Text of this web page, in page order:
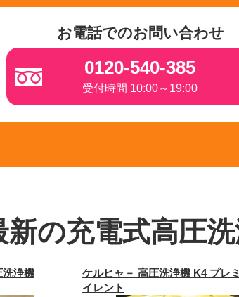
お電話でのお問い合わせ
0120-540-385
受付時間 10:00～19:00
新の充電式高圧
洗浄機
ケルヒャ－ 高圧洗浄機 K4 プレ
イレント